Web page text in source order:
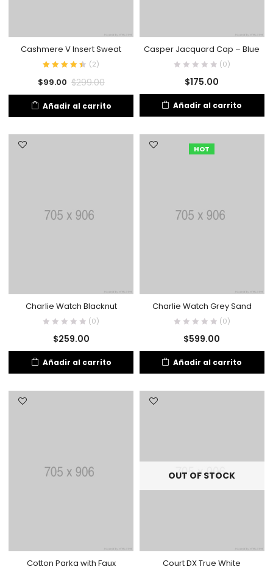
Cashmere V Insert Sweat
(2)
$99.00 $299.00
Añadir al carrito
Casper Jacquard Cap – Blue
(0)
$175.00
Añadir al carrito
Charlie Watch Blacknut
(0)
$259.00
Añadir al carrito
HOT
Charlie Watch Grey Sand
(0)
$599.00
Añadir al carrito
Cotton Parka with Faux
OUT OF STOCK
Court DX True White